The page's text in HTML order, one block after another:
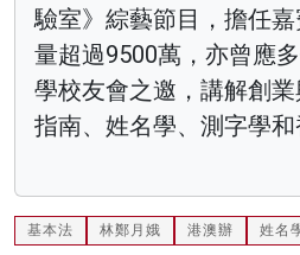
驗室》綜藝節目，擔任
量超過9500萬，亦曾應
學校友會之邀，講解創
指南、姓名學、測字學和
基本法 林鄭月娥 港澳辦 姓名